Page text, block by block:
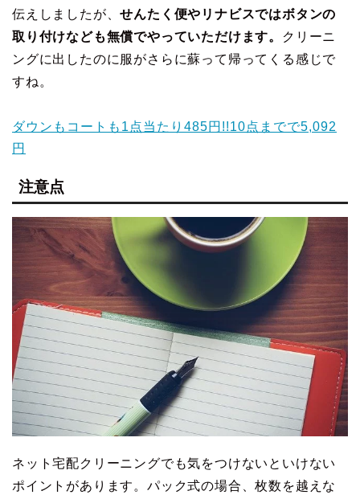
伝えしましたが、せんたく便やリナビスではボタンの
取り付けなども無償でやっていただけます。
クリーニ
ングに出したのに服がさらに蘇って帰ってくる感じで
すね。
ダウンもコートも1点当たり485円!!10点までで5,092
円
注意点
ネット宅配クリーニングでも気をつけないといけない
ポイントがあります。パック式の場合、枚数を越えな